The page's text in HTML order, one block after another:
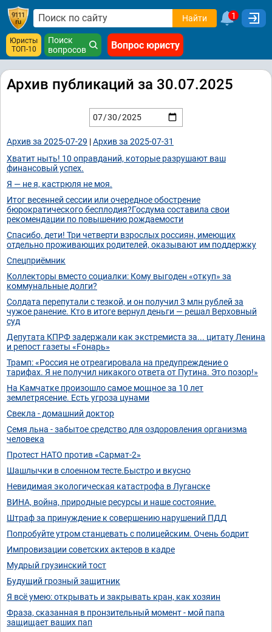
Найти 1
Юристы
ТОП-10
Поиск
вопросов
Вопрос юристу
Архив публикаций за 30.07.2025
Архив за 2025-07-29 |Архив за 2025-07-31
Хватит ныть! 10 оправданий, которые разрушают ваш
финансовый успех.
Я — не я, кастрюля не моя.
Итог весенней сессии или очередное обострение
бюрократического бесплодия?Госдума составила свои
рекомендации по повышению рождаемости
Спасибо, дети! Три четверти взрослых россиян, имеющих
отдельно проживающих родителей, оказывают им поддержку
Спецприёмник
Коллекторы вместо социалки: Кому выгоден «откуп» за
коммунальные долги?
Солдата перепутали с тезкой, и он получил 3 млн рублей за
чужое ранение. Кто в итоге вернул деньги — решал Верховный
суд
Депутата КПРФ задержали как экстремиста за... цитату Ленина
и репост газеты «Fонарь»
Трамп: «Россия не отреагировала на предупреждение о
тарифах. Я не получил никакого ответа от Путина. Это позор!»
На Камчатке произошло самое мощное за 10 лет
землетрясение. Есть угроза цунами
Свекла - домашний доктор
Семя льна - забытое средство для оздоровления организма
человека
Протест НАТО против «Сармат-2»
Шашлычки в слоенном тесте.Быстро и вкусно
Невидимая экологическая катастрофа в Луганске
ВИНА, война, природные ресурсы и наше состояние.
Штраф за принуждение к совершению нарушений ПДД
Попробуйте утром станцевать с полицейским. Очень бодрит
Импровизации советских актеров в кадре
Мудрый грузинский тост
Будущий грозный защитник
Я всё умею: открывать и закрывать кран, как хозяин
Фраза, сказанная в пронзительный момент - мой папа
защищает ваших пап